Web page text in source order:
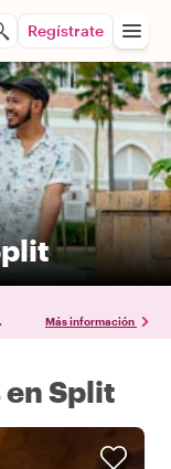
Regístrate
Más información
Split